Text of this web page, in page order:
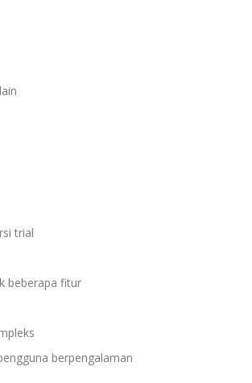
trial
beberapa fitur
berpengalaman